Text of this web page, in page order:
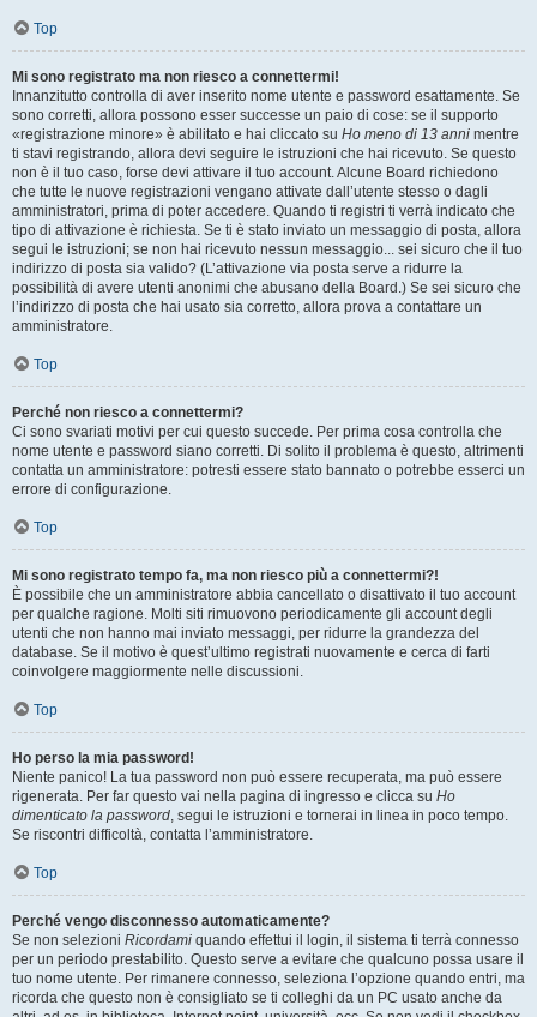
Top
Mi sono registrato ma non riesco a connettermi!
Innanzitutto controlla di aver inserito nome utente e password esattamente. Se
sono corretti, allora possono esser successe un paio di cose: se il supporto
«registrazione minore» è abilitato e hai cliccato su Ho meno di 13 anni mentre
ti stavi registrando, allora devi seguire le istruzioni che hai ricevuto. Se questo
non è il tuo caso, forse devi attivare il tuo account. Alcune Board richiedono
che tutte le nuove registrazioni vengano attivate dall’utente stesso o dagli
amministratori, prima di poter accedere. Quando ti registri ti verrà indicato che
tipo di attivazione è richiesta. Se ti è stato inviato un messaggio di posta, allora
segui le istruzioni; se non hai ricevuto nessun messaggio... sei sicuro che il tuo
indirizzo di posta sia valido? (L’attivazione via posta serve a ridurre la
possibilità di avere utenti anonimi che abusano della Board.) Se sei sicuro che
l’indirizzo di posta che hai usato sia corretto, allora prova a contattare un
amministratore.
Top
Perché non riesco a connettermi?
Ci sono svariati motivi per cui questo succede. Per prima cosa controlla che
nome utente e password siano corretti. Di solito il problema è questo, altrimenti
contatta un amministratore: potresti essere stato bannato o potrebbe esserci un
errore di configurazione.
Top
Mi sono registrato tempo fa, ma non riesco più a connettermi?!
È possibile che un amministratore abbia cancellato o disattivato il tuo account
per qualche ragione. Molti siti rimuovono periodicamente gli account degli
utenti che non hanno mai inviato messaggi, per ridurre la grandezza del
database. Se il motivo è quest’ultimo registrati nuovamente e cerca di farti
coinvolgere maggiormente nelle discussioni.
Top
Ho perso la mia password!
Niente panico! La tua password non può essere recuperata, ma può essere
rigenerata. Per far questo vai nella pagina di ingresso e clicca su Ho
dimenticato la password, segui le istruzioni e tornerai in linea in poco tempo.
Se riscontri difficoltà, contatta l’amministratore.
Top
Perché vengo disconnesso automaticamente?
Se non selezioni Ricordami quando effettui il login, il sistema ti terrà connesso
per un periodo prestabilito. Questo serve a evitare che qualcuno possa usare il
tuo nome utente. Per rimanere connesso, seleziona l’opzione quando entri, ma
ricorda che questo non è consigliato se ti colleghi da un PC usato anche da